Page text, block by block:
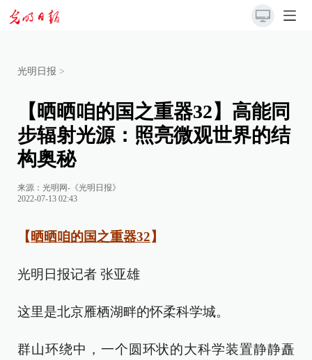
光明日报 >
【晒晒咱的国之重器32】高能同
步辐射光源：照亮微观世界的结
构奥秘
来源： 光明网-《光明日报》
2022-07-13 02:43
【 晒晒咱的国之重器32】
光明日报记者 张亚雄
这里是北京雁栖湖畔的怀柔科学城。
群山环绕中，一个圆环状的大科学装置静静矗